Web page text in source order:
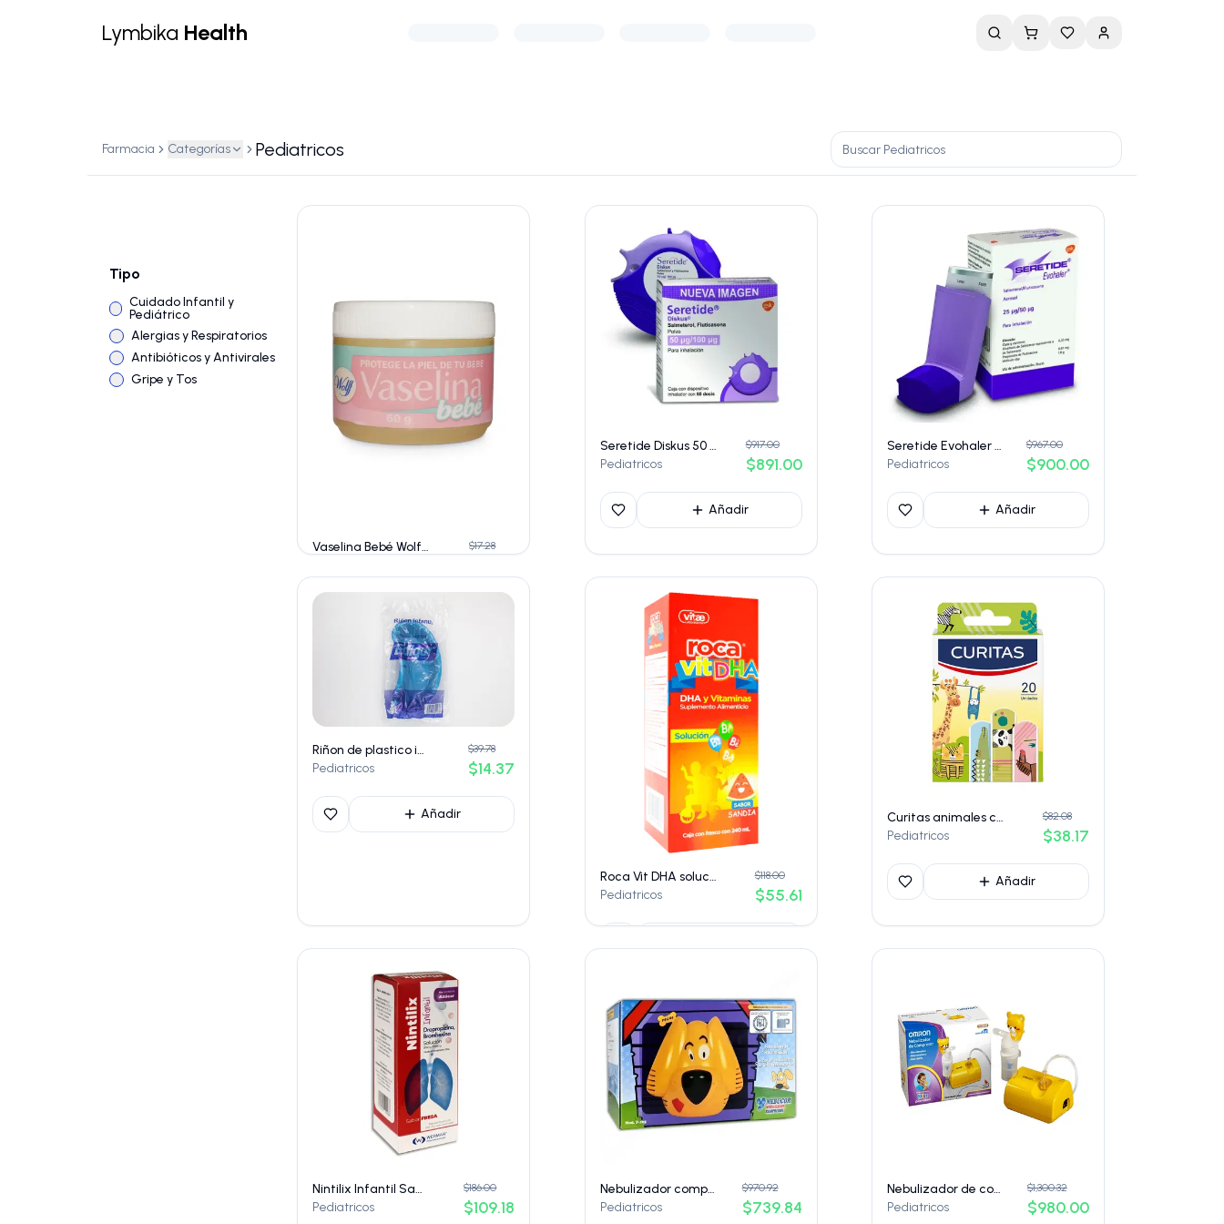
Lymbika Health
Farmacia Categorías Pediatricos
Tipo
Cuidado Infantil y
Pediátrico
Alergias y Respiratorios
Antibióticos y Antivirales
Gripe y Tos
Vaselina Bebé Wolff 60 g
$17.28
Seretide Diskus 50 µg / 100 µg – Polvo para inhalación
Pediatricos
$917.00
$891.00
Añadir
Seretide Evohaler 25 µg / 50 µg – Aerosol para inhalación
Pediatricos
$967.00
$900.00
Añadir
Riñon de plastico infantil (edigar) cap. 250ml
Pediatricos
$39.78
$14.37
Añadir
Roca Vit DHA solución multivitamínica frsaco 240mL
Pediatricos
$118.00
$55.61
Curitas animales caja c/20 piezas
Pediatricos
$82.08
$38.17
Añadir
Nintilix Infantil Sabor Fresa caja c/frasco de 200mL
Pediatricos
$186.00
$109.18
Nebulizador compresor y accesorios (nebucor) infantil mod. p-105
Pediatricos
$970.92
$739.84
Nebulizador de compresor omron ne-c801kd
Pediatricos
$1,300.32
$980.00